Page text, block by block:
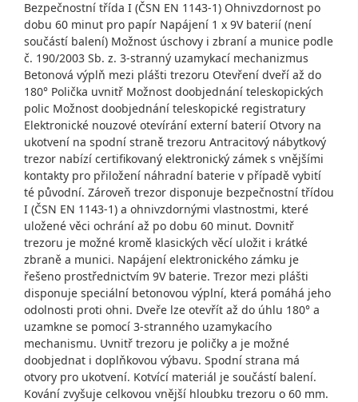
Bezpečnostní třída I (ČSN EN 1143-1) Ohnivzdornost po
dobu 60 minut pro papír Napájení 1 x 9V baterií (není
součástí balení) Možnost úschovy i zbraní a munice podle
č. 190/2003 Sb. z. 3-stranný uzamykací mechanizmus
Betonová výplň mezi plášti trezoru Otevření dveří až do
180° Polička uvnitř Možnost doobjednání teleskopických
polic Možnost doobjednání teleskopické registratury
Elektronické nouzové otevírání externí baterií Otvory na
ukotvení na spodní straně trezoru Antracitový nábytkový
trezor nabízí certifikovaný elektronický zámek s vnějšími
kontakty pro přiložení náhradní baterie v případě vybití
té původní. Zároveň trezor disponuje bezpečnostní třídou
I (ČSN EN 1143-1) a ohnivzdornými vlastnostmi, které
uložené věci ochrání až po dobu 60 minut. Dovnitř
trezoru je možné kromě klasických věcí uložit i krátké
zbraně a munici. Napájení elektronického zámku je
řešeno prostřednictvím 9V baterie. Trezor mezi plášti
disponuje speciální betonovou výplní, která pomáhá jeho
odolnosti proti ohni. Dveře lze otevřít až do úhlu 180° a
uzamkne se pomocí 3-stranného uzamykacího
mechanismu. Uvnitř trezoru je poličky a je možné
doobjednat i doplňkovou výbavu. Spodní strana má
otvory pro ukotvení. Kotvící materiál je součástí balení.
Kování zvyšuje celkovou vnější hloubku trezoru o 60 mm.